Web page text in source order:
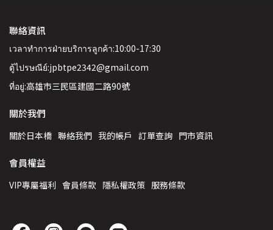
聯絡資訊
เวลาทำการฝ่ายบริการลูกค้า:10:00-17:30
ตู้ไปรษณีย์:jpbtpe2342@gmail.com
ที่อยู่:高雄市三民區建國二路90號
關於我們
關於日本橋 聯絡我們 我的帳戶 訂單查詢 門市資訊
會員權益
VIP專屬福利 會員條款 隱私權政策 服務條款